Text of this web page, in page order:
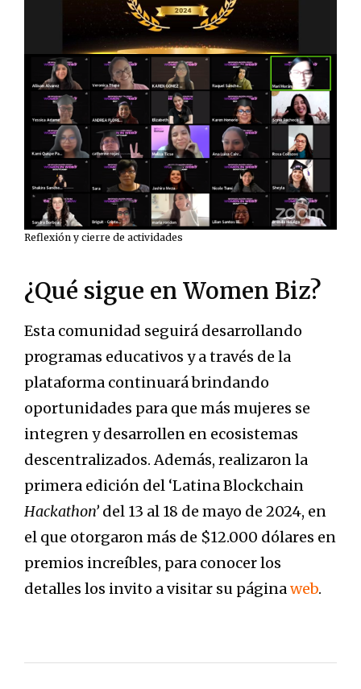
Reflexión y cierre de actividades
¿Qué sigue en Women Biz?
Esta comunidad seguirá desarrollando
programas educativos y a través de la
plataforma continuará brindando
oportunidades para que más mujeres se
integren y desarrollen en ecosistemas
descentralizados. Además, realizaron la
primera edición del ‘Latina Blockchain
Hackathon’ del 13 al 18 de mayo de 2024, en
el que otorgaron más de $12.000 dólares en
premios increíbles, para conocer los
detalles los invito a visitar su páginaweb.